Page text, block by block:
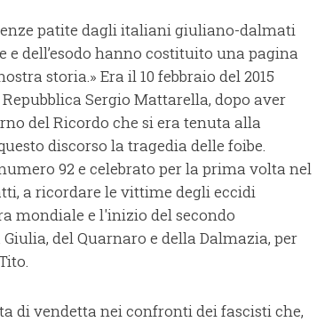
patite dagli italiani giuliano-dalmati
e dell’esodo hanno costituito una pagina
storia.» Era il 10 febbraio del 2015
Sergio Mattarella, dopo aver
del Ricordo che si era tenuta alla
discorso la tragedia delle foibe.
92 e celebrato per la prima volta nel
a ricordare le vittime degli eccidi
mondiale e l'inizio del secondo
del Quarnaro e della Dalmazia, per
di vendetta nei confronti dei fascisti che,